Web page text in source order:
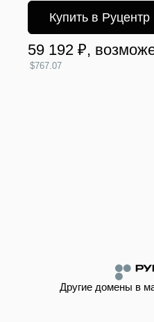
Купить в Руцентр
59 192 ₽,
$767.07
Другие домены в